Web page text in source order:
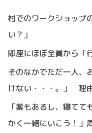
村でのワークショップ
い？」
即座にほぼ全員から「
そのなかでただ一人、
けない・・・。」 理
「薬もあるし、寝て
かく一緒にいこう！」